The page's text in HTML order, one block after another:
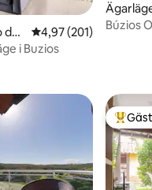
4,97 av 5 i
4,97 (201)
i Buzios
Búzios